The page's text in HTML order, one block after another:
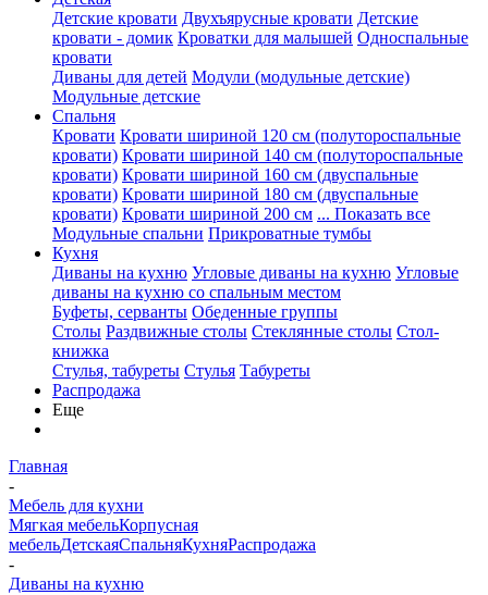
Детские кровати Двухъярусные кровати Детские
кровати - домик Кроватки для малышей Односпальные
кровати
Диваны для детей Модули (модульные детские)
Модульные детские
Спальня
Кровати Кровати шириной 120 см (полутороспальные
кровати) Кровати шириной 140 см (полутороспальные
кровати) Кровати шириной 160 см (двуспальные
кровати) Кровати шириной 180 см (двуспальные
кровати) Кровати шириной 200 см ... Показать все
Модульные спальни Прикроватные тумбы
Кухня
Диваны на кухню Угловые диваны на кухню Угловые
диваны на кухню со спальным местом
Буфеты, серванты Обеденные группы
Столы Раздвижные столы Стеклянные столы Стол-
книжка
Стулья, табуреты Стулья Табуреты
Распродажа
Еще
Главная
-
Мебель для кухни
Мягкая мебельКорпусная
мебельДетскаяСпальняКухняРаспродажа
-
Диваны на кухню